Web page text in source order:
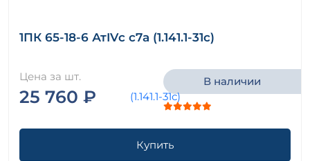
1ПК 65-18-6 АтIVс с7а (1.141.1-31с)
Цена за шт.
25 760 ₽
В наличии
Купить